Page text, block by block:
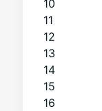
10
11
12
13
14
15
16